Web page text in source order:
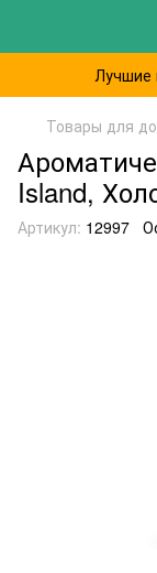
Лучшие
Товары для
Island,
Артикул: 12997